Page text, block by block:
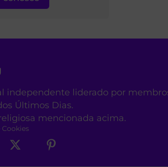
independente liderado por
Últimos Dias.
mencionada acima.